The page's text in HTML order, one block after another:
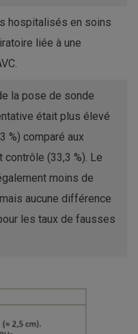
hospitalisés en soins
liée à une
la pose de sonde
était plus élevé
%) comparé aux
(33,3 %). Le
moins de
aucune différence
les taux de fausses